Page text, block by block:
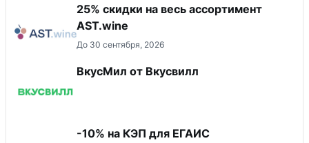
25% скидки на весь ассортимент
AST.wine
До 30 сентября, 2026
ВкусМил от Вкусвилл
-10% на КЭП для ЕГАИС